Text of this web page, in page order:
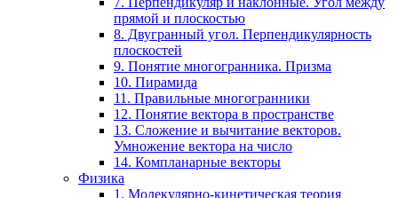
прямой и плоскостью
8. Двугранный угол. Перпендикулярность
плоскостей
9. Понятие многогранника. Призма
10. Пирамида
11. Правильные многогранники
12. Понятие вектора в пространстве
13. Сложение и вычитание векторов.
Умножение вектора на число
14. Компланарные векторы
Физика
1. Молекулярно-кинетическая теория